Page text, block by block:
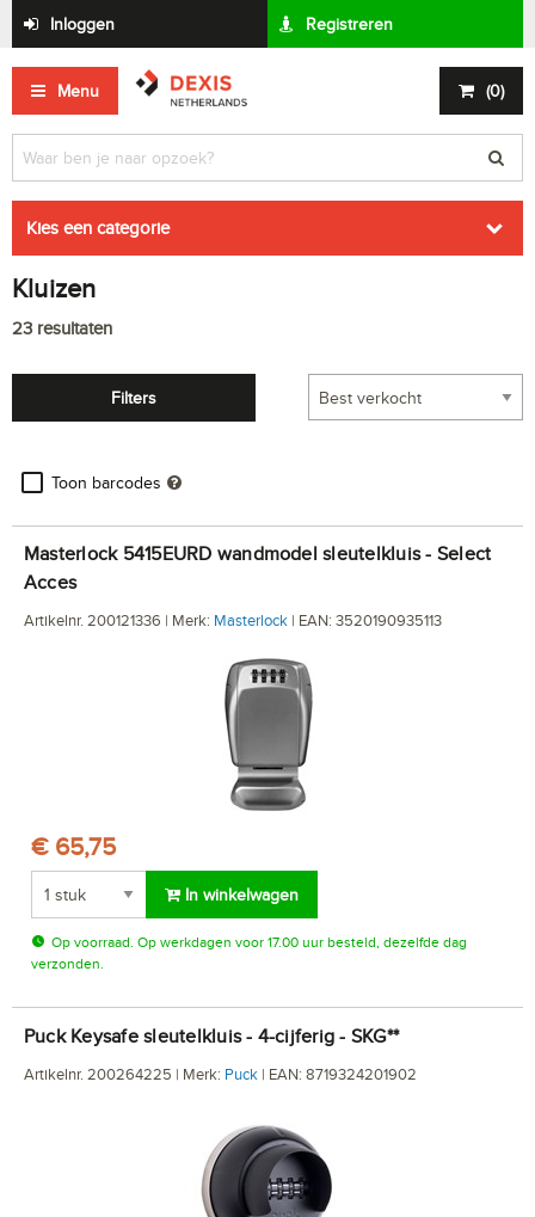
Inloggen Registreren
Menu (0)
Kies een categorie
Kluizen
23 resultaten
Filters
Toon barcodes
Masterlock 5415EURD wandmodel sleutelkluis - Select
Acces
Artikelnr. 200121336 | Merk: Masterlock | EAN: 3520190935113
€ 65,75
In winkelwagen
Op voorraad. Op werkdagen voor 17.00 uur besteld, dezelfde dag
verzonden.
Puck Keysafe sleutelkluis - 4-cijferig - SKG**
Artikelnr. 200264225 | Merk: Puck | EAN: 8719324201902